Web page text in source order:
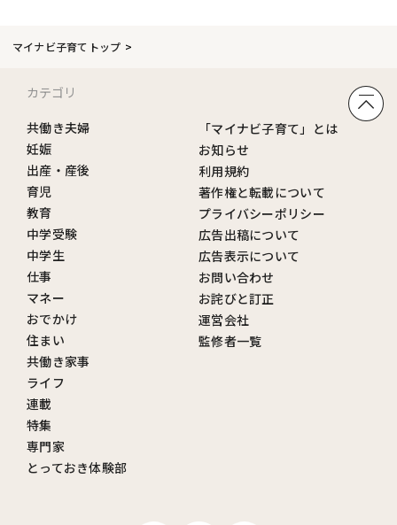
マイナビ子育てトップ
カテゴリ
共働き夫婦
妊娠
出産・産後
育児
教育
中学受験
中学生
仕事
マネー
おでかけ
住まい
共働き家事
ライフ
連載
特集
専門家
とっておき体験部
「マイナビ子育て」とは
お知らせ
利用規約
著作権と転載について
プライバシーポリシー
広告出稿について
広告表示について
お問い合わせ
お詫びと訂正
運営会社
監修者一覧